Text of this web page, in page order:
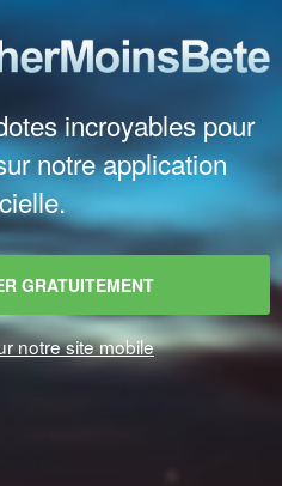
incroyables pour
notre application
GRATUITEMENT
notre site mobile